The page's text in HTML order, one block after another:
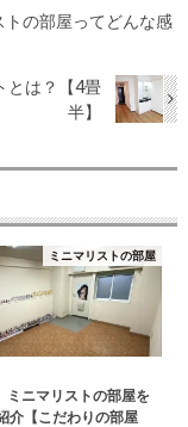
トの部屋ってどんな感
とは？【4畳
半】
ミニマリストの部屋
ミニマリストの部屋を
介【こだわりの部屋